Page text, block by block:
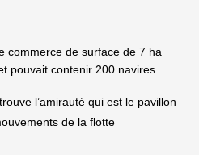
commerce de surface de 7 ha
pouvait contenir 200 navires
l’amirauté qui est le pavillon
de la flotte